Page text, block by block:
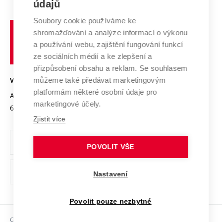
Systém zajišťování kvality výzkumu
Výzkumné infrastruktury
Transfer znalostí
Open Science
Projekty
Projekty ze strukturálních fondů
Specifický výzkum
Zahraniční spolupráce
Spolupráce se školami
Služby univerzity
Mezinárodní dohody
Univerzitní sítě
Profil univerzity
Udržitelná univerzita
Podnikavá univerzita / ContriBUTe
Bezpečná univerzita
Vyznamenání
Organizační struktura
Ochrana osobních údajů
odkaz)
učení
technické
VYSOKÉ UČENÍ TECHNICKÉ V BRNĚ
Antonínská 548/1
602 00 Brno
www.vut.cz
vut@vutbr.cz
Copyright © 2026 VUT
údajů
Soubory cookie používáme ke
shromažďování a analýze informací o výkonu
a používání webu, zajištění fungování funkcí
ze sociálních médií a ke zlepšení a
přizpůsobení obsahu a reklam. Se souhlasem
můžeme také předávat marketingovým
platformám některé osobní údaje pro
marketingové účely.
Zjistit více
POVOLIT VŠE
Nastavení
Povolit pouze nezbytné